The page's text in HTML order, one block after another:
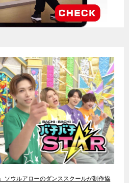
ソウルアローのダンススクールが制作協